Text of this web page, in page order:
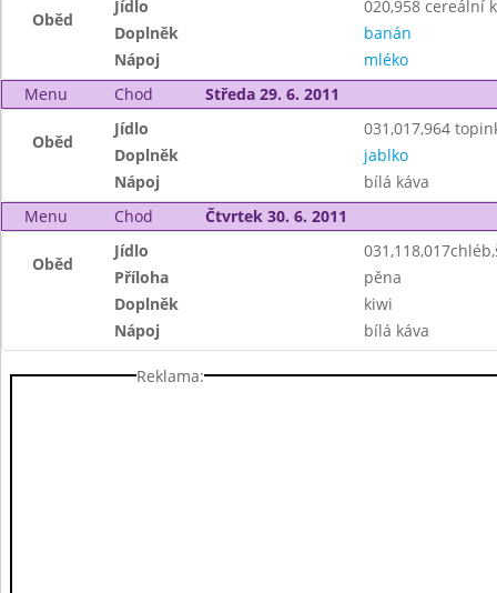
Oběd
Jídlo
020,958 cereální
Doplněk
banán
Nápoj
mléko
Menu
Chod Středa 29. 6. 2011
Oběd
Jídlo
031,017,964
Doplněk
jablko
Nápoj
bílá káva
Menu
Chod Čtvrtek 30. 6. 2011
Oběd
Jídlo
Příloha
pěna
Doplněk
kiwi
Nápoj
bílá káva
Reklama: